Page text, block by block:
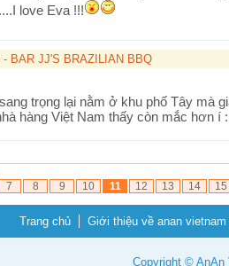
love Eva !!!
- BAR JJ'S BRAZILIAN BBQ
trọng lại nằm ở khu phố Tây mà
hàng Việt Nam thấy còn mắc hơn í
7 8 9 10 11 12 13 14 15
Trang chủ Giới thiệu về anan vietnam
Copyright © AnAn